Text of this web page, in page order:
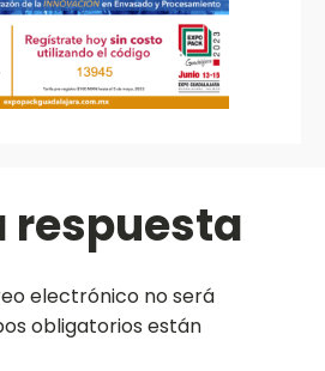
respuesta
electrónico no será
obligatorios están